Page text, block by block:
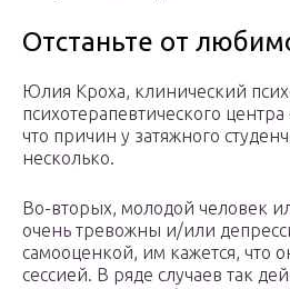
Отстаньте от
Юлия Кроха, клинический
психотерапевтического центра
что причин у затяжного
несколько.
Во-вторых, молодой человек
очень тревожны и/или
самооценкой, им кажется, что
сессией. В ряде случаев так